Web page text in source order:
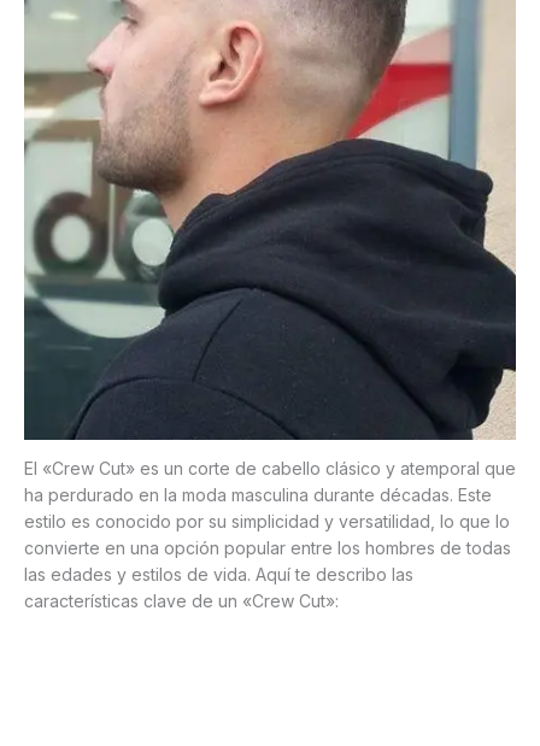
El «Crew Cut» es un corte de cabello clásico y atemporal que
ha perdurado en la moda masculina durante décadas. Este
estilo es conocido por su simplicidad y versatilidad, lo que lo
convierte en una opción popular entre los hombres de todas
las edades y estilos de vida. Aquí te describo las
características clave de un «Crew Cut»: